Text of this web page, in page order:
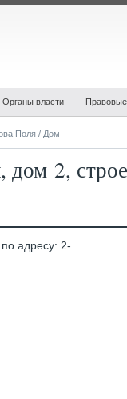
Органы власти
Поля / Дом
дом 2,
адресу: 2-